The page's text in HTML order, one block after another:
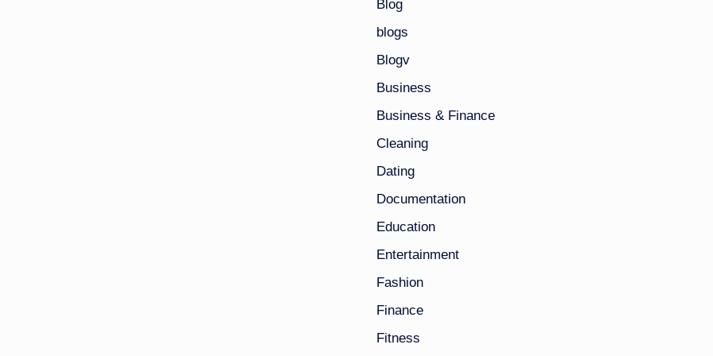
Blog
blogs
Blogv
Business
Business & Finance
Cleaning
Dating
Documentation
Education
Entertainment
Fashion
Finance
Fitness